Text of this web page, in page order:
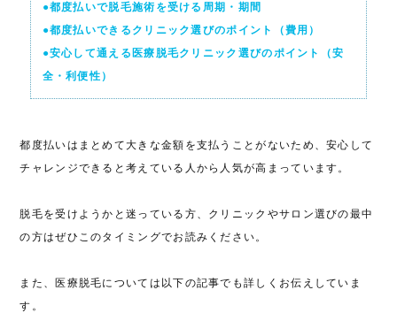
●都度払いで脱毛施術を受ける周期・期間
●都度払いできるクリニック選びのポイント（費用）
●安心して通える医療脱毛クリニック選びのポイント（安
全・利便性）
都度払いはまとめて大きな金額を支払うことがないため、安心して
チャレンジできると考えている人から人気が高まっています。
脱毛を受けようかと迷っている方、クリニックやサロン選びの最中
の方はぜひこのタイミングでお読みください。
また、医療脱毛については以下の記事でも詳しくお伝えしていま
す。